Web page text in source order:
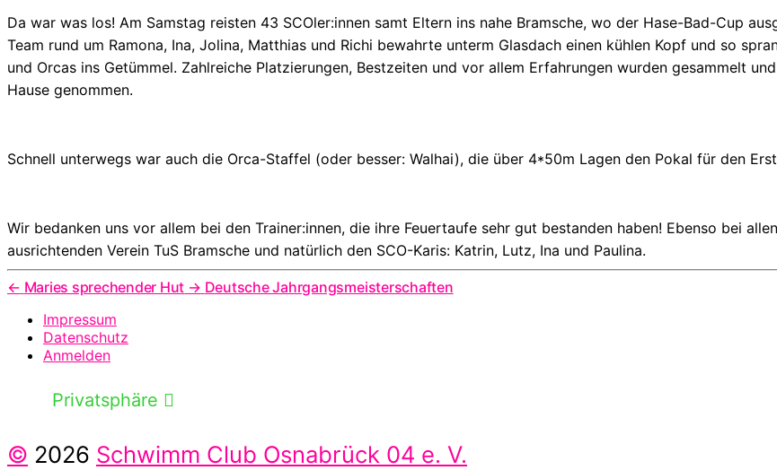
Da war was los! Am Samstag reisten 43 SCOler:innen samt Eltern ins nahe Bramsche, wo der Hase-Bad-Cup
Team rund um Ramona, Ina, Jolina, Matthias und Richi bewahrte unterm Glasdach einen kühlen Kopf und so
und Orcas ins Getümmel. Zahlreiche Platzierungen, Bestzeiten und vor allem Erfahrungen wurden gesammelt
Hause genommen.
Schnell unterwegs war auch die Orca-Staffel (oder besser: Walhai), die über 4*50m Lagen den Pokal für den
Wir bedanken uns vor allem bei den Trainer:innen, die ihre Feuertaufe sehr gut bestanden haben! Ebenso bei
ausrichtenden Verein TuS Bramsche und natürlich den SCO-Karis: Katrin, Lutz, Ina und Paulina.
← Maries sprechender Hut → Deutsche Jahrgangsmeisterschaften
Impressum
Datenschutz
Anmelden
Privatsphäre
© 2026 Schwimm Club Osnabrück 04 e. V.